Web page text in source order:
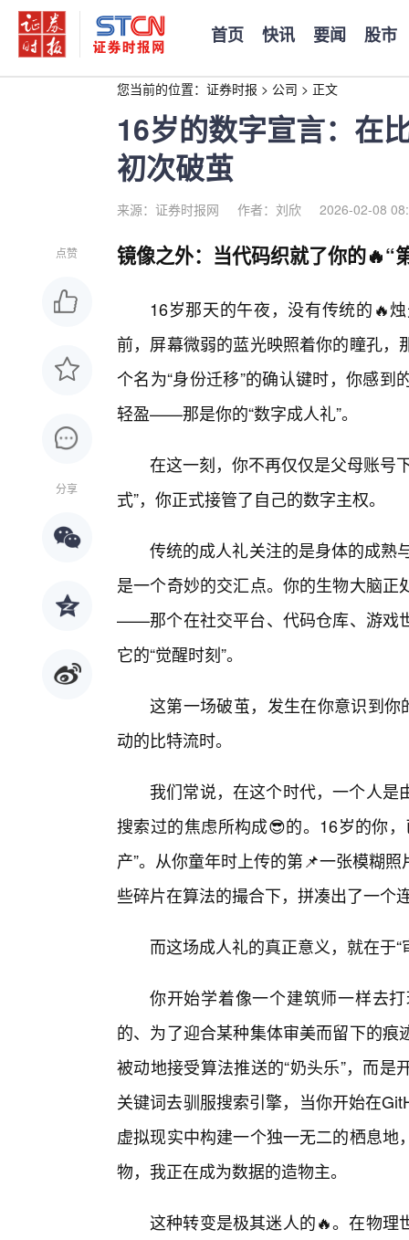
首页 快讯 要闻 股市
您当前的位置： 证券时报 > 公司 > 正文
16岁的数字宣言：在
初次破茧
来源：证券时报网 作者：刘欣 2026-02-08
点赞
分享
镜像之外：当代码织就了你的🔥“
16岁那天的午夜，没有传统的🔥
前，屏幕微弱的蓝光映照着你的瞳孔
个名为“身份迁移”的确认键时，你感
轻盈——那是你的“数字成人礼”。
在这一刻，你不再仅仅是父母账号
式”，你正式接管了自己的数字主权。
传统的成人礼关注的是身体的成熟
是一个奇妙的交汇点。你的生物大脑
——那个在社交平台、代码仓库、游戏
它的“觉醒时刻”。
这第一场破茧，发生在你意识到你
动的比特流时。
我们常说，在这个时代，一个人
搜索过的焦虑所构成😎的。16岁的你
产”。从你童年时上传的第📌一张模糊
些碎片在算法的撮合下，拼凑出了一个
而这场成人礼的真正意义，就在于“
你开始学着像一个建筑师一样去
的、为了迎合某种集体审美而留下的
被动地接受算法推送的“奶头乐”，而
关键词去驯服搜索引擎，当你开始在
虚拟现实中构建一个独一无二的栖息
物，我正在成为数据的造物主。
这种转变是极其迷人的🔥。在物理